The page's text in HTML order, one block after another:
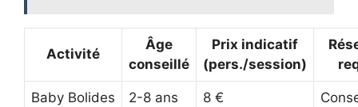
Activité
Âge
conseillé
Prix indicatif
(pers./session)
Baby Bolides 2-8 ans 8 €